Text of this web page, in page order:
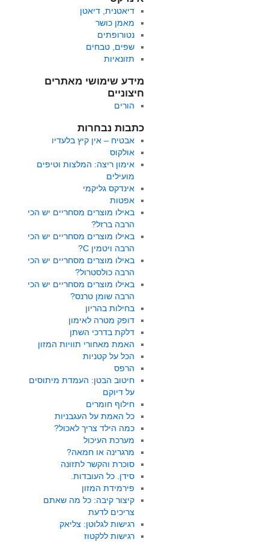
דיאטנית, דיאטן
מאמן כושר
נטורופתים
שפים, טבחים
תזונאיות
מידע שימושי מאתרים
חיצוניים
הורים
כתבות נבחרות
אבטיח – אין קיץ בלעדיו
אולקוס
אימון ריצה: המלצות וטיפים
מועילים
אינדקס גליקמי
אפטות
באילו מוצרים מסחריים יש הכי
הרבה ברזל?
באילו מוצרים מסחריים יש הכי
הרבה ויטמין C?
באילו מוצרים מסחריים יש הכי
הרבה כולסטרול?
באילו מוצרים מסחריים יש הכי
הרבה שומן טרנס?
בחילות בהריון
דופק מטרה לאימון
דלקת בדרכי השתן
האמת מאחורי תוויות המזון
הכל על קטניות
הרפס
חיטוב הבטן: העמדת מיתוסים
על דיוקם
חילוף חומרים
כל האמת על העגבניות
כמה הילד צריך לאכול?
מערכת העיכול
מרגרינה או חמאה?
סוכרת והקשר לתזונה
סידן. כל העובדות.
פירמידת המזון
קיצור קיבה: כל מה שאתם
צריכים לדעת
רגישות לגלוטן: צליאק
רגישות ללקטוז